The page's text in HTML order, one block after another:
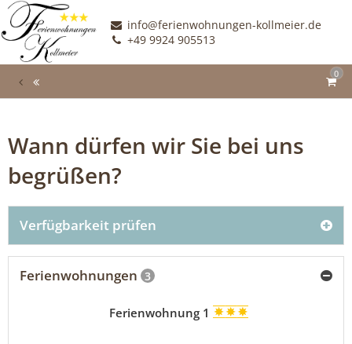
info@ferienwohnungen-kollmeier.de
+49 9924 905513
0
Wann dürfen wir Sie bei uns
begrüßen?
Verfügbarkeit prüfen
Ferienwohnungen 3
Ferienwohnung 1